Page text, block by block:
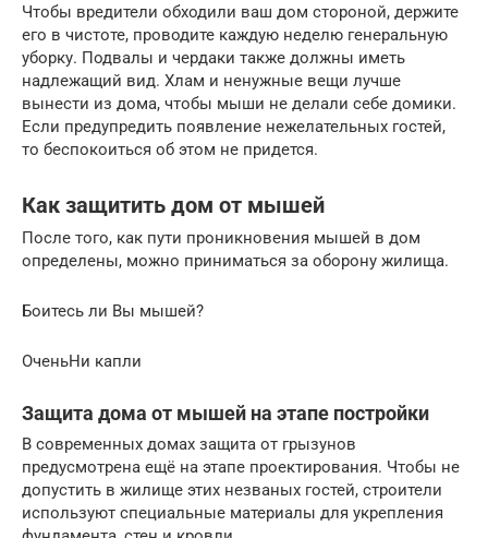
Чтобы вредители обходили ваш дом стороной, держите
его в чистоте, проводите каждую неделю генеральную
уборку. Подвалы и чердаки также должны иметь
надлежащий вид. Хлам и ненужные вещи лучше
вынести из дома, чтобы мыши не делали себе домики.
Если предупредить появление нежелательных гостей,
то беспокоиться об этом не придется.
Как защитить дом от мышей
После того, как пути проникновения мышей в дом
определены, можно приниматься за оборону жилища.
Боитесь ли Вы мышей?
ОченьНи капли
Защита дома от мышей на этапе постройки
В современных домах защита от грызунов
предусмотрена ещё на этапе проектирования. Чтобы не
допустить в жилище этих незваных гостей, строители
используют специальные материалы для укрепления